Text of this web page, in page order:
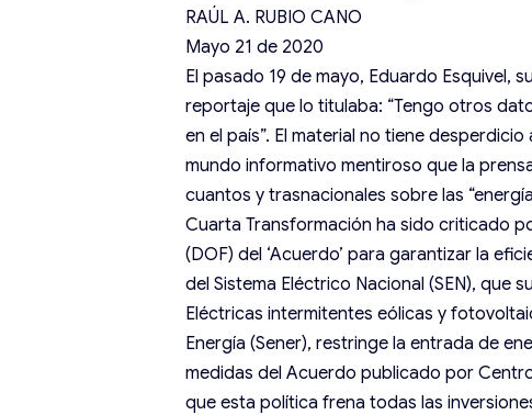
RAÚL A. RUBIO CANO
Mayo 21 de 2020
El pasado 19 de mayo, Eduardo Esquivel,
reportaje que lo titulaba: “Tengo otros
en el país”. El material no tiene
mundo informativo mentiroso que la
cuantos y trasnacionales sobre las
Cuarta Transformación ha sido criticado
(DOF) del ‘Acuerdo’ para garantizar la
del Sistema Eléctrico Nacional (SEN), que
Eléctricas intermitentes eólicas y
Energía (Sener), restringe la entrada de
medidas del Acuerdo publicado por
que esta política frena todas las